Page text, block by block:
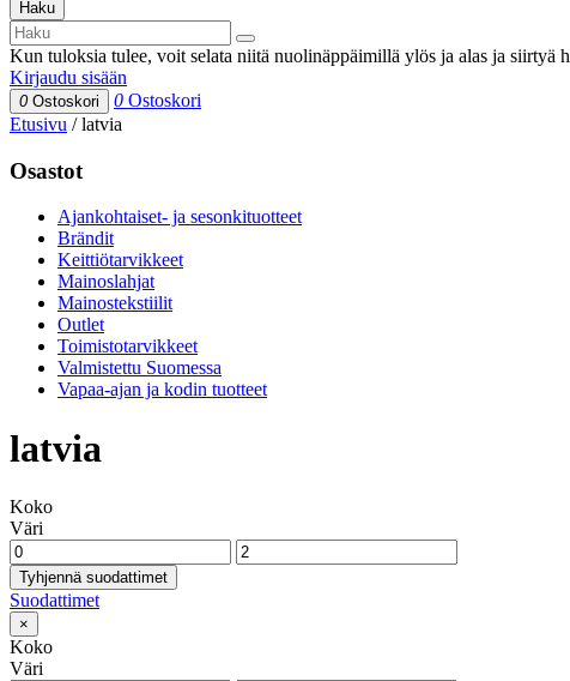
Haku
Kun tuloksia tulee, voit selata niitä nuolinäppäimillä ylös ja alas ja siirtyä
Kirjaudu sisään
0 Ostoskori 0 Ostoskori
Etusivu /latvia
Osastot
Ajankohtaiset- ja sesonkituotteet
Brändit
Keittiötarvikkeet
Mainoslahjat
Mainostekstiilit
Outlet
Toimistotarvikkeet
Valmistettu Suomessa
Vapaa-ajan ja kodin tuotteet
latvia
Koko
Väri
Tyhjennä suodattimet
Suodattimet
×
Koko
Väri